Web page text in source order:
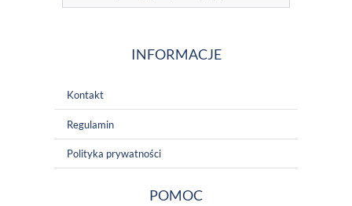
INFORMACJE
Kontakt
Regulamin
Polityka prywatności
POMOC